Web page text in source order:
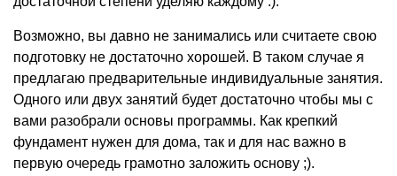
Возможно, вы давно не занимались или считаете свою
подготовку не достаточно хорошей. В таком случае я
предлагаю предварительные индивидуальные занятия.
Одного или двух занятий будет достаточно чтобы мы с
вами разобрали основы программы. Как крепкий
фундамент нужен для дома, так и для нас важно в
первую очередь грамотно заложить основу ;).